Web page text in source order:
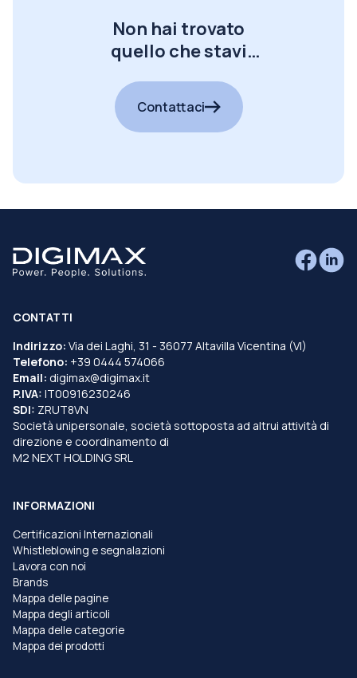
Non hai trovato
quello che stavi
Contattaci
CONTATTI
Indirizzo: Via dei Laghi, 31 - 36077 Altavilla Vicentina (VI)
Telefono: +39 0444 574066
Email: digimax@digimax.it
P.IVA: IT00916230246
SDI: ZRUT8VN
Società unipersonale, società sottoposta ad altrui attività di
direzione e coordinamento di
M2 NEXT HOLDING SRL
INFORMAZIONI
Certificazioni Internazionali
Whistleblowing e segnalazioni
Lavora con noi
Brands
Mappa delle pagine
Mappa degli articoli
Mappa delle categorie
Mappa dei prodotti